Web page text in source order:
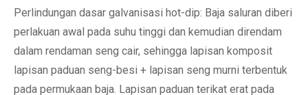
Perlindungan dasar galvanisasi hot-dip: Baja saluran diberi
perlakuan awal pada suhu tinggi dan kemudian direndam
dalam rendaman seng cair, sehingga lapisan komposit
lapisan paduan seng-besi + lapisan seng murni terbentuk
pada permukaan baja. Lapisan paduan terikat erat pada